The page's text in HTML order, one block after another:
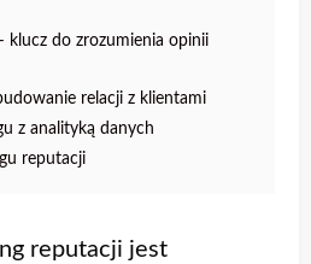
klucz do zrozumienia opinii
relacji z klientami
z analityką danych
reputacji
reputacji jest